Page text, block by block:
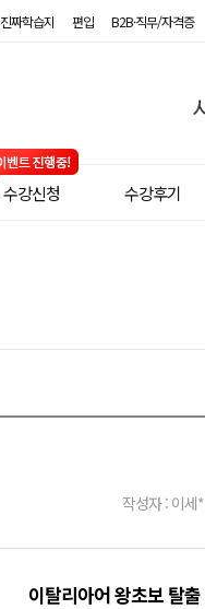
진짜학습지 편입 B2B·직무/자격증
원
쿨
수강신청 수강후기
작성자 : 이세*
이탈리아어 왕초보 탈